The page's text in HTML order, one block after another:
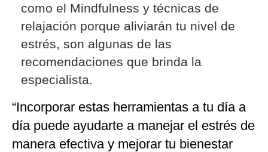
como el Mindfulness y técnicas de
relajación porque aliviarán tu nivel de
estrés, son algunas de las
recomendaciones que brinda la
especialista.
“Incorporar estas herramientas a tu día a
día puede ayudarte a manejar el estrés de
manera efectiva y mejorar tu bienestar